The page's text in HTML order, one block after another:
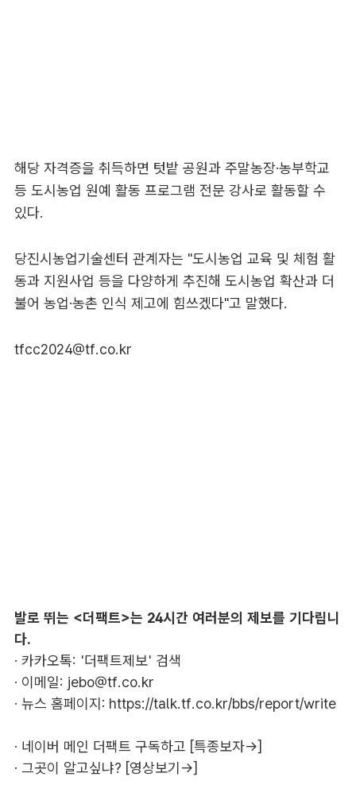
해당 자격증을 취득하면 텃밭 공원과 주말농장·농부학교
등 도시농업 원예 활동 프로그램 전문 강사로 활동할 수
있다.
당진시농업기술센터 관계자는 "도시농업 교육 및 체험 활
동과 지원사업 등을 다양하게 추진해 도시농업 확산과 더
불어 농업·농촌 인식 제고에 힘쓰겠다"고 말했다.
tfcc2024@tf.co.kr
발로 뛰는 <더팩트>는 24시간 여러분의 제보를 기다립니
다.
· 카카오톡: '더팩트제보' 검색
· 이메일: jebo@tf.co.kr
· 뉴스 홈페이지: https://talk.tf.co.kr/bbs/report/write
· 네이버 메인 더팩트 구독하고 [특종보자→]
· 그곳이 알고싶냐? [영상보기→]